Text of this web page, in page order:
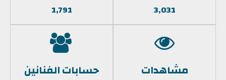
3,031
1,791
مشاهدات حسابات الفنانين